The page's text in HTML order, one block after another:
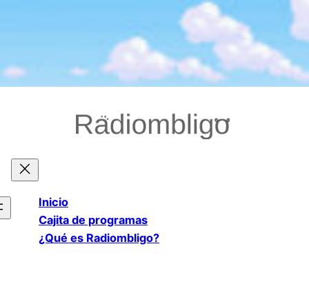
Inicio
Cajita de programas
¿Qué es Radiombligo?